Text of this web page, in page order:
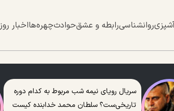
روانشناسیرابطه و عشقحوادثچهره‌هااخبار روز
سریال رویای نیمه شب مربوط به کدام دوره
تاریخی‌ست؟ سلطان محمد خدابنده کیست